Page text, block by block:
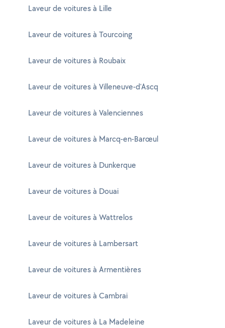
Laveur de voitures à Lille
Laveur de voitures à Tourcoing
Laveur de voitures à Roubaix
Laveur de voitures à Villeneuve-d'Ascq
Laveur de voitures à Valenciennes
Laveur de voitures à Marcq-en-Barœul
Laveur de voitures à Dunkerque
Laveur de voitures à Douai
Laveur de voitures à Wattrelos
Laveur de voitures à Lambersart
Laveur de voitures à Armentières
Laveur de voitures à Cambrai
Laveur de voitures à La Madeleine